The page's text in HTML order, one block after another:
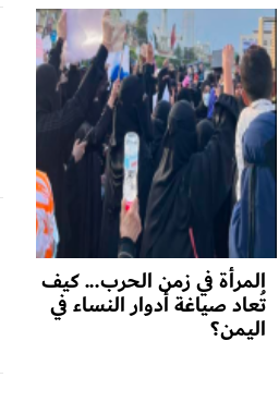
المرأة في زمن الحرب... كيف
تُعاد صياغة أدوار النساء في
اليمن؟